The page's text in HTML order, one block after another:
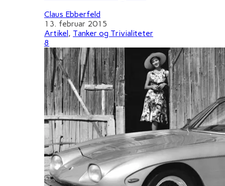
Claus Ebberfeld
13. februar 2015
Artikel, Tanker og Trivialiteter
8